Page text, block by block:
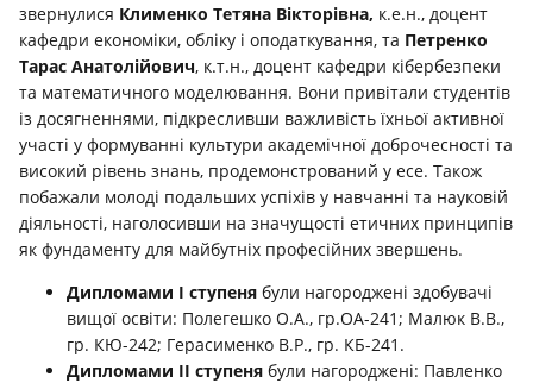
звернулися Клименко Тетяна Вікторівна, к.е.н., доцент
кафедри економіки, обліку і оподаткування, та Петренко
Тарас Анатолійович, к.т.н., доцент кафедри кібербезпеки
та математичного моделювання. Вони привітали студентів
із досягненнями, підкресливши важливість їхньої активної
участі у формуванні культури академічної доброчесності та
високий рівень знань, продемонстрований у есе. Також
побажали молоді подальших успіхів у навчанні та науковій
діяльності, наголосивши на значущості етичних принципів
як фундаменту для майбутніх професійних звершень.
Дипломами I ступеня були нагороджені здобувачі
вищої освіти: Полегешко О.А., гр.ОА-241; Малюк В.В.,
гр. КЮ-242; Герасименко В.Р., гр. КБ-241.
Дипломами II ступеня були нагороджені: Павленко